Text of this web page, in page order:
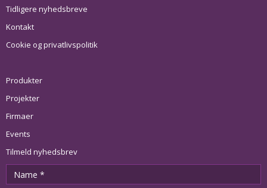
Tidligere nyhedsbreve
Kontakt
Cookie og privatlivspolitik
Produkter
Projekter
Firmaer
Events
Tilmeld nyhedsbrev